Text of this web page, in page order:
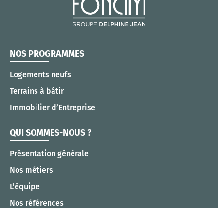
NOS PROGRAMMES
Logements neufs
Terrains à bâtir
Immobilier d’Entreprise
QUI SOMMES-NOUS ?
Présentation générale
Nos métiers
L’équipe
Nos références